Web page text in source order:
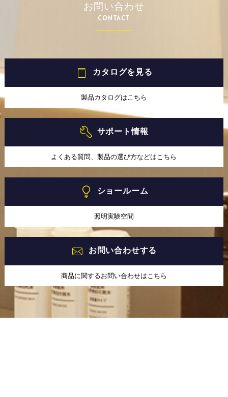
お問い合わせ
CONTACT
カタログを見る
製品カタログはこちら
サポート情報
よくある質問、製品の選び方などはこちら
ショールーム
照明実験空間
お問い合わせする
商品に関するお問い合わせはこちら